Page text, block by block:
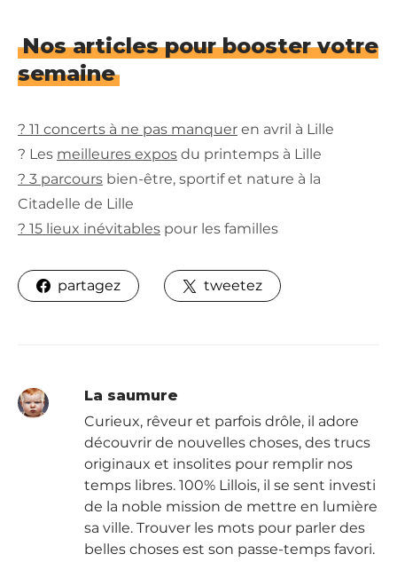
Nos articles pour booster votre
semaine
? 11 concerts à ne pas manquer en avril à Lille
? Les meilleures expos du printemps à Lille
? 3 parcours bien-être, sportif et nature à la
Citadelle de Lille
? 15 lieux inévitables pour les familles
partagez tweetez
La saumure
Curieux, rêveur et parfois drôle, il adore
découvrir de nouvelles choses, des trucs
originaux et insolites pour remplir nos
temps libres. 100% Lillois, il se sent investi
de la noble mission de mettre en lumière
sa ville. Trouver les mots pour parler des
belles choses est son passe-temps favori.